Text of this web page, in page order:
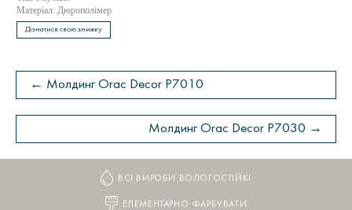
Матеріал: Дюрополімер
Дізнатися свою знижку
← Молдинг Orac Decor P7010
Молдинг Orac Decor P7030 →
ВСІ ВИРОБИ ВОЛОГОСТІЙКІ
ЕЛЕМЕНТАРНО ФАРБУВАТИ